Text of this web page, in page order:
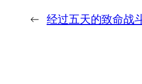
← 经过五天的致命战